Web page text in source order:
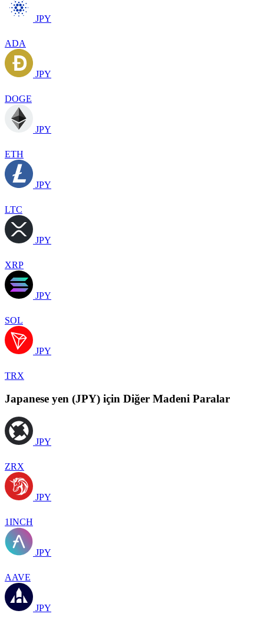
JPY
ADA
JPY
DOGE
JPY
ETH
JPY
LTC
JPY
XRP
JPY
SOL
JPY
TRX
Japanese yen (JPY) için Diğer Madeni Paralar
JPY
ZRX
JPY
1INCH
JPY
AAVE
JPY